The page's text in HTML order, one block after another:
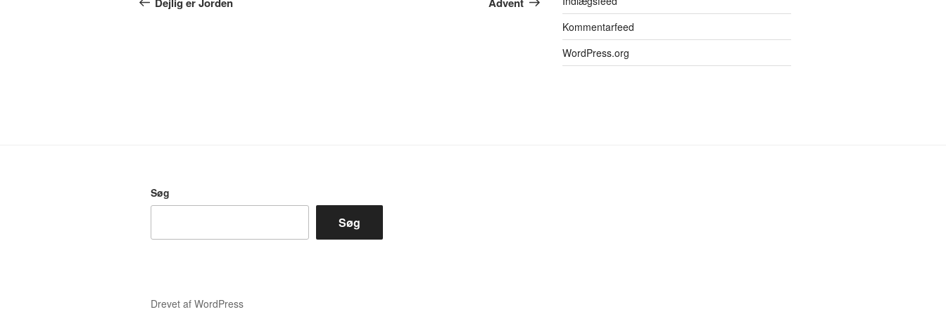
Kommentarfeed
WordPress.org
Søg
Søg
Drevet af WordPress